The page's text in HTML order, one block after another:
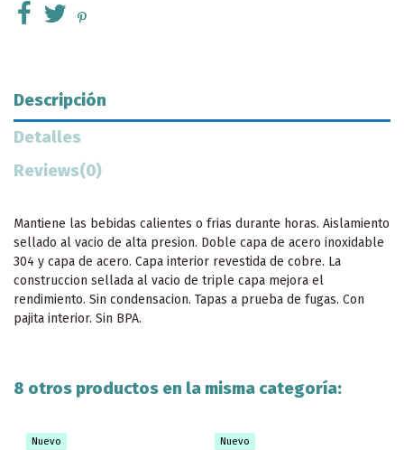
Descripción
Detalles
Reviews(0)
Mantiene las bebidas calientes o frias durante horas. Aislamiento
sellado al vacio de alta presion. Doble capa de acero inoxidable
304 y capa de acero. Capa interior revestida de cobre. La
construccion sellada al vacio de triple capa mejora el
rendimiento. Sin condensacion. Tapas a prueba de fugas. Con
pajita interior. Sin BPA.
8 otros productos en la misma categoría:
Nuevo Nuevo